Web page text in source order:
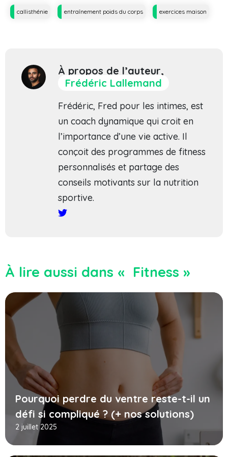
Tagscallisthénie entraînement poids du corps exercices maison
À propos de l’auteur,
Frédéric Lallemand
Frédéric, Fred pour les intimes, est
un coach dynamique qui croit en
l’importance d’une vie active. Il
conçoit des programmes de fitness
personnalisés et partage des
conseils motivants sur la nutrition
sportive.
À lire aussi dans « Fitness »
Pourquoi perdre du ventre reste-t-il un
défi si compliqué ? (+ nos solutions)
2 juillet 2025